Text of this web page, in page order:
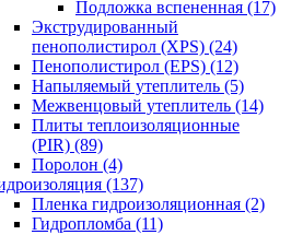
Подложка вспененная (17)
Экструдированный
пенополистирол (XPS) (24)
Пенополистирол (EPS) (12)
Напыляемый утеплитель (5)
Межвенцовый утеплитель (14)
Плиты теплоизоляционные
(PIR) (89)
Поролон (4)
(137)
Пленка гидроизоляционная (2)
Гидропломба (11)